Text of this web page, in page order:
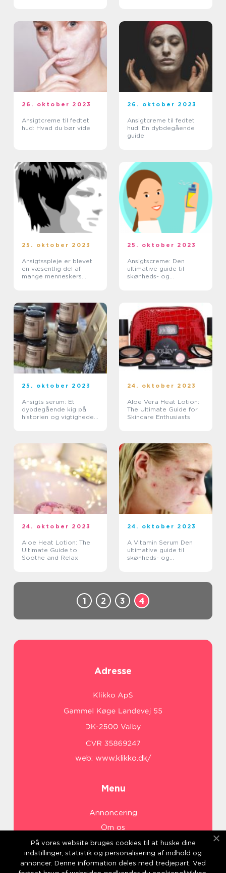
26. oktober 2023
Ansigtcreme til fedtet
hud: Hvad du bør vide
26. oktober 2023
Ansigtcreme til fedtet
hud: En dybdegående
guide
25. oktober 2023
Ansigtsspleje er blevet
en væsentlig del af
mange menneskers
25. oktober 2023
Ansigtscreme: Den
ultimative guide til
skønheds- og
25. oktober 2023
Ansigts serum: Et
dybdegående kig på
historien og vigtigheden
24. oktober 2023
Aloe Vera Heat Lotion:
The Ultimate Guide for
Skincare Enthusiasts
24. oktober 2023
Aloe Heat Lotion: The
Ultimate Guide to
Soothe and Relax
24. oktober 2023
A Vitamin Serum Den
ultimative guide til
skønheds- og
1 2 3 4
Adresse
web: www.klikko.dk/
Menu
Annoncering
Om os
Cookies
Kontakt os
På vores website bruges cookies til at huske dine
indstillinger, statistik og personalisering af indhold og
annoncer. Denne information deles med tredjepart. Ved